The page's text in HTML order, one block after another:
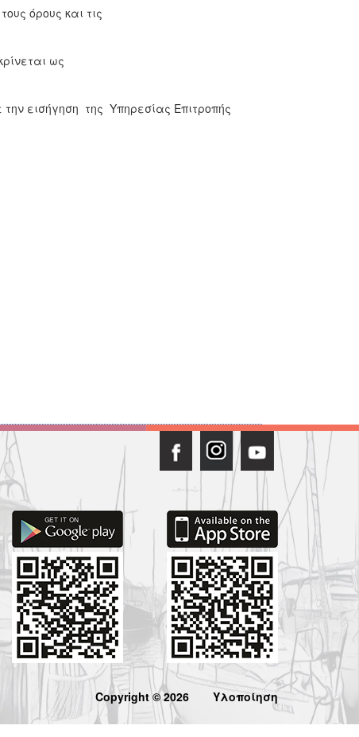
όρους και τις
ως
εισήγηση της Υπηρεσίας Επιτροπής
Copyright © 2026 Υλοποίηση